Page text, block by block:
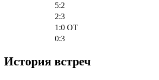
5:2
2:3
1:0 OT
0:3
История встреч